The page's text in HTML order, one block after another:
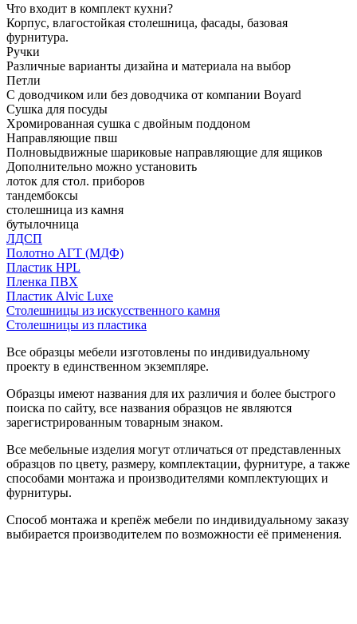
Что входит в комплект кухни?
Корпус, влагостойкая столешница, фасады, базовая
фурнитура.
Ручки
Различные варианты дизайна и материала на выбор
Петли
С доводчиком или без доводчика от компании Boyard
Сушка для посуды
Хромированная сушка с двойным поддоном
Направляющие пвш
Полновыдвижные шариковые направляющие для ящиков
Дополнительно можно установить
лоток для стол. приборов
тандембоксы
столешница из камня
бутылочница
ЛДСП
Полотно АГТ (МДФ)
Пластик HPL
Пленка ПВХ
Пластик Alvic Luxe
Столешницы из искусственного камня
Столешницы из пластика
Все образцы мебели изготовлены по индивидуальному
проекту в единственном экземпляре.
Образцы имеют названия для их различия и более быстрого
поиска по сайту, все названия образцов не являются
зарегистрированным товарным знаком.
Все мебельные изделия могут отличаться от представленных
образцов по цвету, размеру, комплектации, фурнитуре, а также
способами монтажа и производителями комплектующих и
фурнитуры.
Способ монтажа и крепёж мебели по индивидуальному заказу
выбирается производителем по возможности её применения.